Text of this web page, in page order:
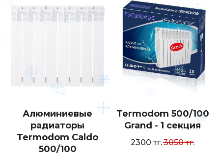
Алюминиевые
радиаторы
Termodom Caldo
500/100
Termodom 500/100
Grand - 1 секция
2300 тг.3050 тг.